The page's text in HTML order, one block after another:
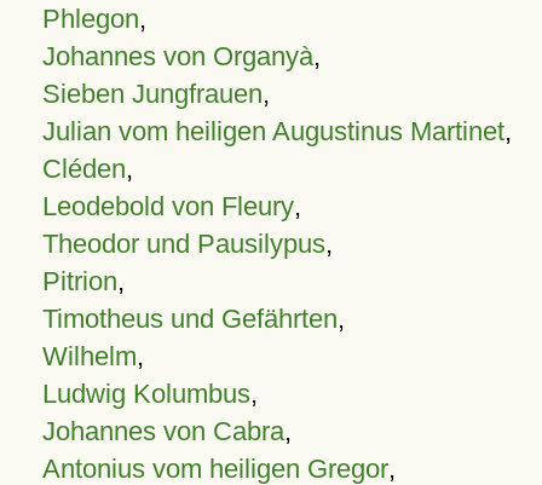
Phlegon,
Johannes von Organyà,
Sieben Jungfrauen,
Julian vom heiligen Augustinus Martinet,
Cléden,
Leodebold von Fleury,
Theodor und Pausilypus,
Pitrion,
Timotheus und Gefährten,
Wilhelm,
Ludwig Kolumbus,
Johannes von Cabra,
Antonius vom heiligen Gregor,